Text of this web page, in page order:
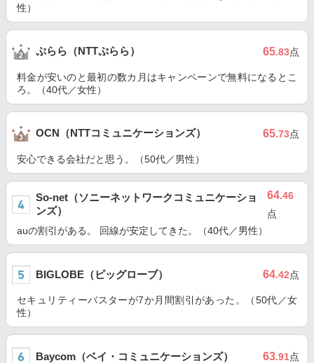
性）
ぷらら（NTTぷらら） 65.83点
料金が安いのと最初の数カ月はキャンペーンで無料になるとこ
ろ。（40代／女性）
OCN（NTTコミュニケーションズ） 65.73点
安心できる会社だと思う。（50代／男性）
So-net（ソニーネットワークコミュニケーショ
ンズ）
64.46
点
auの割引がある。 回線が安定してきた。（40代／男性）
BIGLOBE（ビッグローブ） 64.42点
セキュリティーバスターが7か月間割引があった。（50代／女
性）
Baycom（ベイ・コミュニケーションズ） 63.91点